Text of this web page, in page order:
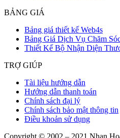
BẢNG GIÁ
Bảng giá thiết kế Web4s
Bảng Giá Dịch Vụ Chăm
Thiết Kế Bộ Nhận Diện
TRỢ GIÚP
Tài liệu hướng dẫn
Hướng dẫn thanh toán
Chính sách đại lý
Chính sách bảo mật thông tin
Điều khoản sử dụng
Copyright © 2002 – 2021 Nhan